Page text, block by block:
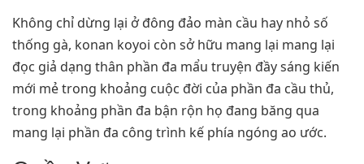
Không chỉ dừng lại ở đông đảo màn cầu hay nhỏ số
thống gà, konan koyoi còn sở hữu mang lại mang lại
đọc giả dạng thân phần đa mẩu truyện đầy sáng kiến
mới mẻ trong khoảng cuộc đời của phần đa cầu thủ,
trong khoảng phần đa bận rộn họ đang băng qua
mang lại phần đa công trình kế phía ngóng ao ước.